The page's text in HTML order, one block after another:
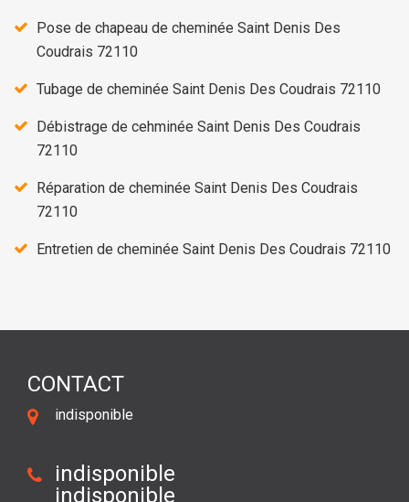
Pose de chapeau de cheminée Saint Denis Des
Coudrais 72110
Tubage de cheminée Saint Denis Des Coudrais 72110
Débistrage de cehminée Saint Denis Des Coudrais
72110
Réparation de cheminée Saint Denis Des Coudrais
72110
Entretien de cheminée Saint Denis Des Coudrais 72110
CONTACT
indisponible
indisponible
indisponible